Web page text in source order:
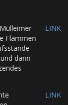
Flammen
dann
LINK
LINK